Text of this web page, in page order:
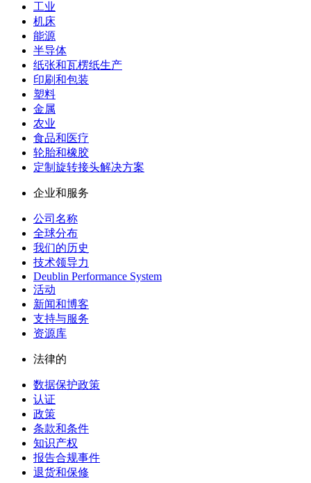
工业
机床
能源
半导体
纸张和瓦楞纸生产
印刷和包装
塑料
金属
农业
食品和医疗
轮胎和橡胶
定制旋转接头解决方案
企业和服务
公司名称
全球分布
我们的历史
技术领导力
Deublin Performance System
活动
新闻和博客
支持与服务
资源库
法律的
数据保护政策
认证
政策
条款和条件
知识产权
报告合规事件
退货和保修